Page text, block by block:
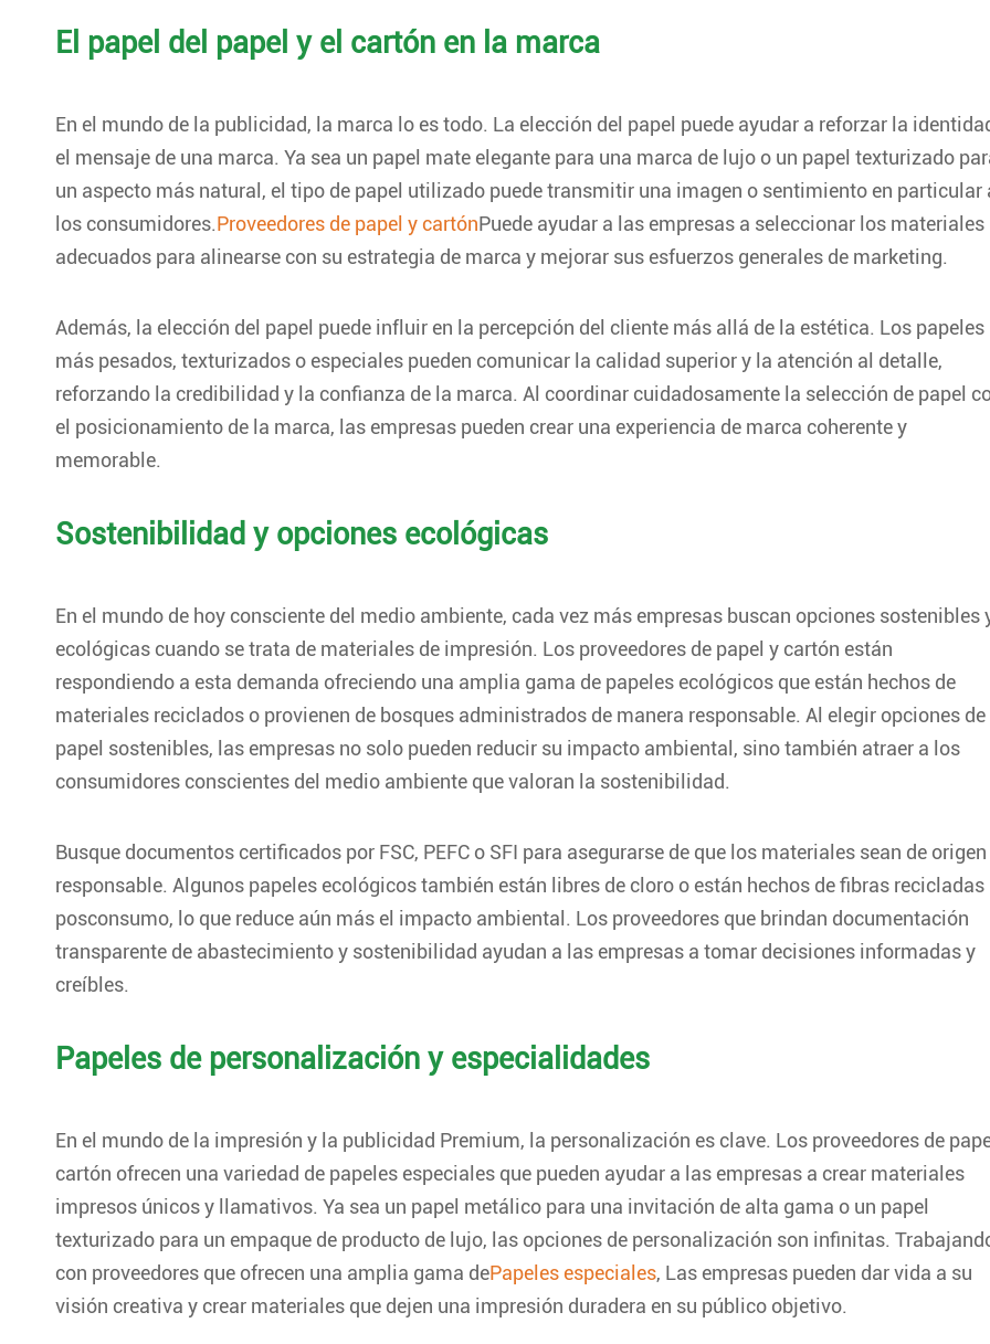
El papel del papel y el cartón en la marca
En el mundo de la publicidad, la marca lo es todo. La elección del papel puede ayudar a reforzar la
el mensaje de una marca. Ya sea un papel mate elegante para una marca de lujo o un papel texturizado
un aspecto más natural, el tipo de papel utilizado puede transmitir una imagen o sentimiento en particular
los consumidores.Proveedores de papel y cartónPuede ayudar a las empresas a seleccionar los materiales
adecuados para alinearse con su estrategia de marca y mejorar sus esfuerzos generales de marketing.
Además, la elección del papel puede influir en la percepción del cliente más allá de la estética. Los papeles
más pesados, texturizados o especiales pueden comunicar la calidad superior y la atención al detalle,
reforzando la credibilidad y la confianza de la marca. Al coordinar cuidadosamente la selección de papel
el posicionamiento de la marca, las empresas pueden crear una experiencia de marca coherente y
memorable.
Sostenibilidad y opciones ecológicas
En el mundo de hoy consciente del medio ambiente, cada vez más empresas buscan opciones sostenibles
ecológicas cuando se trata de materiales de impresión. Los proveedores de papel y cartón están
respondiendo a esta demanda ofreciendo una amplia gama de papeles ecológicos que están hechos de
materiales reciclados o provienen de bosques administrados de manera responsable. Al elegir opciones de
papel sostenibles, las empresas no solo pueden reducir su impacto ambiental, sino también atraer a los
consumidores conscientes del medio ambiente que valoran la sostenibilidad.
Busque documentos certificados por FSC, PEFC o SFI para asegurarse de que los materiales sean de origen
responsable. Algunos papeles ecológicos también están libres de cloro o están hechos de fibras recicladas
posconsumo, lo que reduce aún más el impacto ambiental. Los proveedores que brindan documentación
transparente de abastecimiento y sostenibilidad ayudan a las empresas a tomar decisiones informadas y
creíbles.
Papeles de personalización y especialidades
En el mundo de la impresión y la publicidad Premium, la personalización es clave. Los proveedores de
cartón ofrecen una variedad de papeles especiales que pueden ayudar a las empresas a crear materiales
impresos únicos y llamativos. Ya sea un papel metálico para una invitación de alta gama o un papel
texturizado para un empaque de producto de lujo, las opciones de personalización son infinitas.
con proveedores que ofrecen una amplia gama dePapeles especiales, Las empresas pueden dar vida a su
visión creativa y crear materiales que dejen una impresión duradera en su público objetivo.